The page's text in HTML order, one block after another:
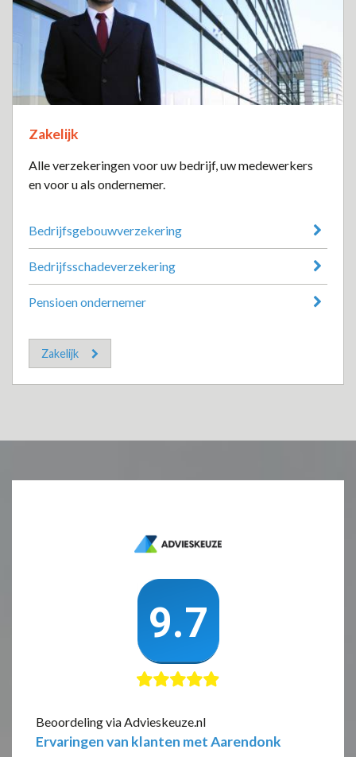
Zakelijk
Alle verzekeringen voor uw bedrijf, uw medewerkers
en voor u als ondernemer.
Bedrijfsgebouwverzekering
Bedrijfsschadeverzekering
Pensioen ondernemer
Zakelijk
Beoordeling via Advieskeuze.nl
Ervaringen van klanten met Aarendonk